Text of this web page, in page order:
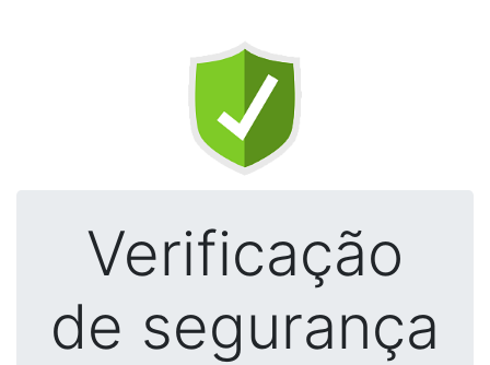
Verificação
de segurança